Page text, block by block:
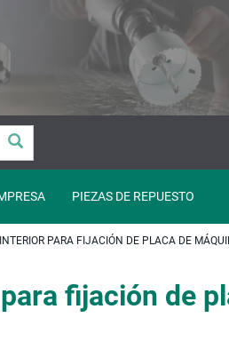
PIEZAS DE REPUESTO
PARA FIJACIÓN DE PLACA DE
fijación de